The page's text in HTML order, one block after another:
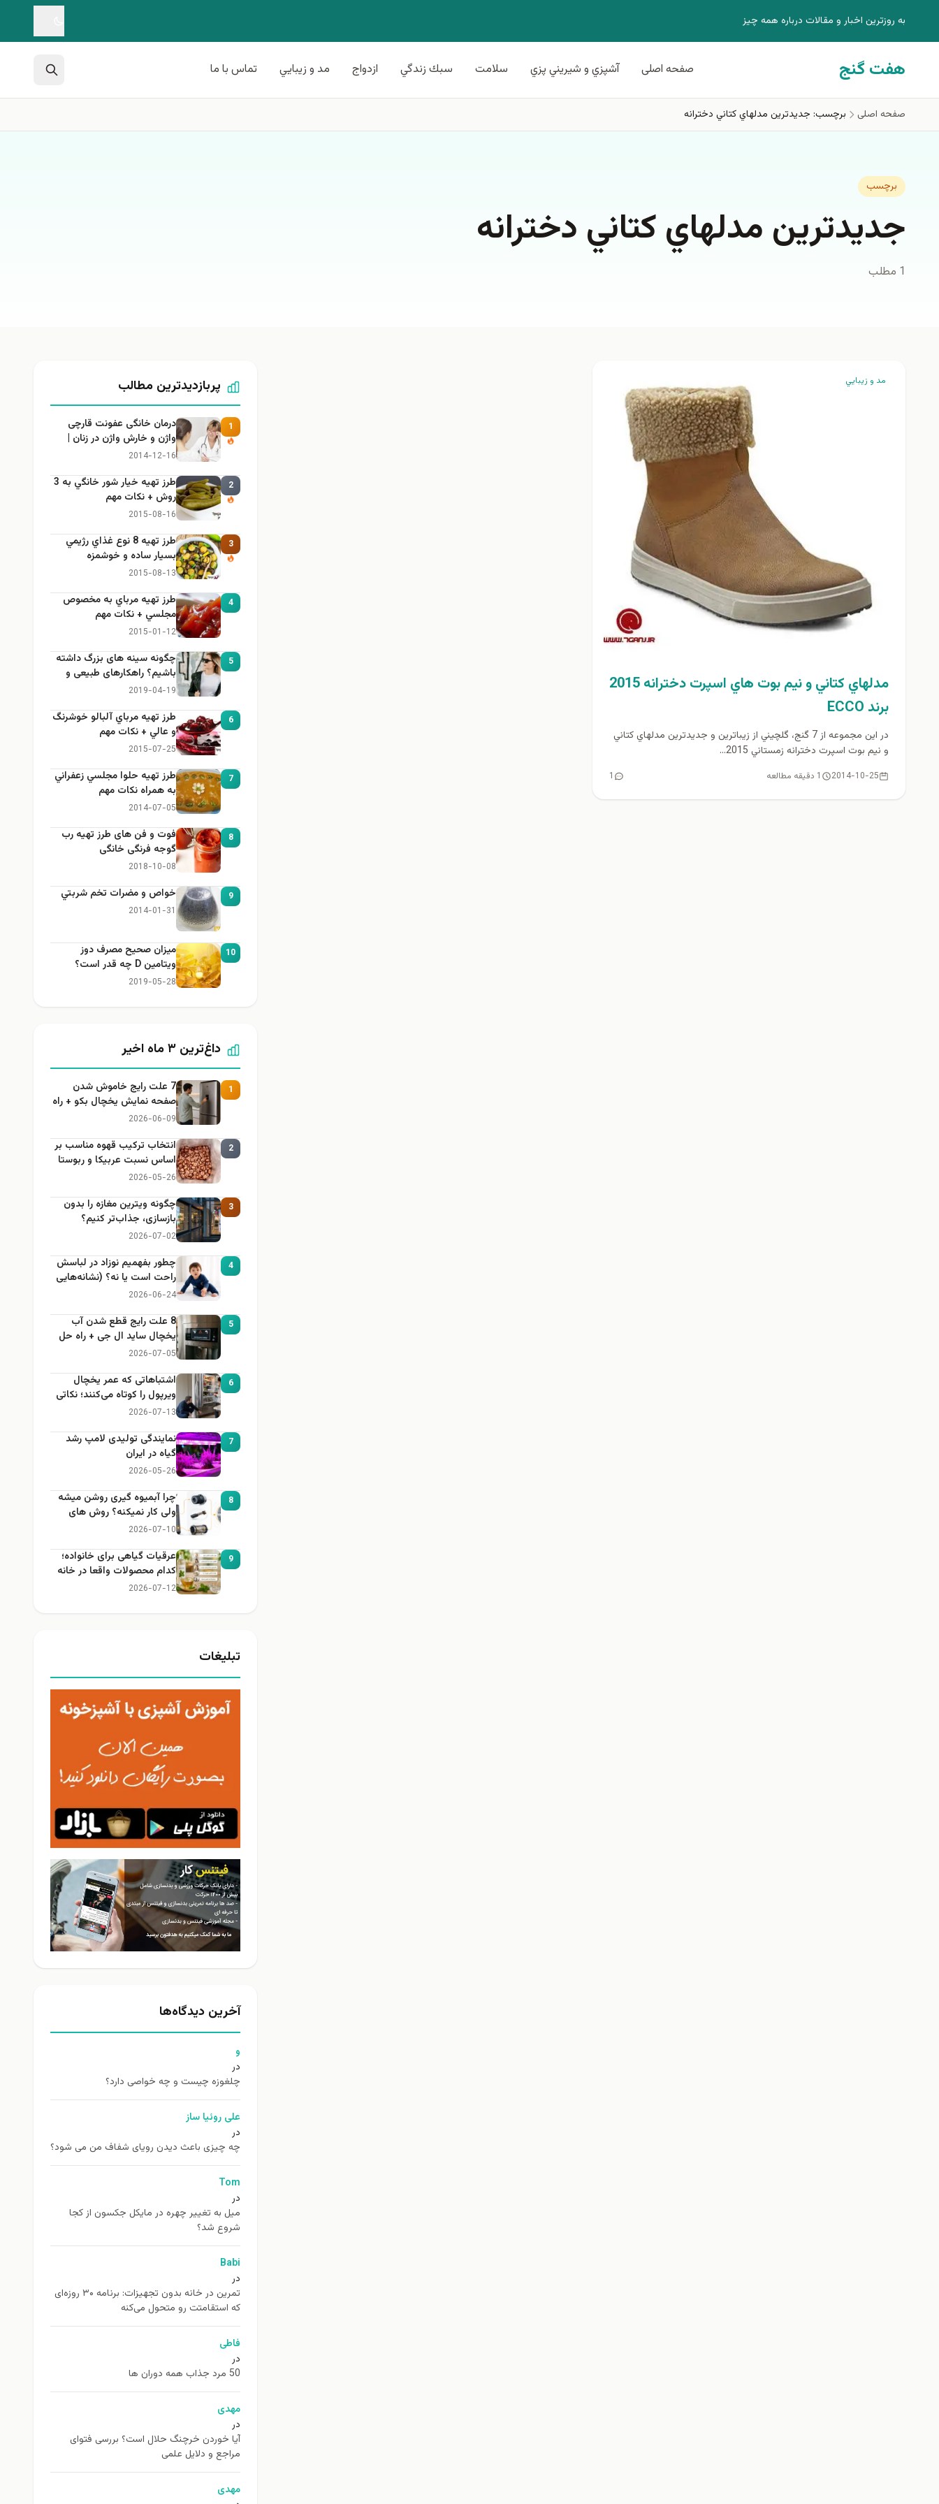
به روزترين اخبار و مقالات درباره همه چيز
هفت گنج صفحه اصلی آشپزي و شيريني پزي سلامت سبك زندگي ازدواج مد و زيبايي تماس با ما
صفحه اصلی برچسب: جديدترين مدلهاي كتاني دخترانه
برچسب
جديدترين مدلهاي كتاني دخترانه
1 مطلب
مد و زيبايي
مدلهاي كتاني و نيم بوت هاي اسپرت دخترانه 2015
برند ECCO
در اين مجموعه از 7 گنج، گلچيني از زيباترين و جديدترين مدلهاي كتاني
و نيم بوت اسپرت دخترانه زمستاني 2015...
2014-10-25 1 دقیقه مطالعه 1
پربازدیدترین مطالب
1
درمان خانگی عفونت قارچی
واژن و خارش واژن در زنان |
راهنمای کامل، ایمن و کاربردی
2014-12-16
2
طرز تهيه خیار شور خانگي به 3
روش + نكات مهم
2015-08-16
3
طرز تهيه 8 نوع غذاي رژيمي
بسيار ساده و خوشمزه
2015-08-13
4
طرز تهيه مرباي به مخصوص
مجلسي + نكات مهم
2015-01-12
5
چگونه سینه های بزرگ داشته
باشیم؟ راهکارهای طبیعی و
خانگی برای بزرگ کردن سینه
2019-04-19
6
طرز تهيه مرباي آلبالو خوشرنگ
و عالي + نكات مهم
2015-07-25
7
طرز تهيه حلوا مجلسي زعفراني
به همراه نكات مهم
2014-07-05
8
فوت و فن های طرز تهیه رب
گوجه فرنگی خانگی
2018-10-08
9 خواص و مضرات تخم شربتي
2014-01-31
10
میزان صحیح مصرف دوز
ویتامین D چه قدر است؟
2019-05-28
داغ‌ترین ۳ ماه اخیر
1
7 علت رایج خاموش شدن
صفحه نمایش یخچال بکو + راه
حل
2026-06-09
2
انتخاب ترکیب قهوه مناسب بر
اساس نسبت عربیکا و ربوستا
2026-05-26
3
چگونه ویترین مغازه را بدون
بازسازی، جذاب‌تر کنیم؟
2026-07-02
4
چطور بفهمیم نوزاد در لباسش
راحت است یا نه؟ (نشانه‌هایی
که هر مادر باید بداند)
2026-06-24
5
8 علت رایج قطع شدن آب
یخچال ساید ال جی + راه حل
2026-07-05
6
اشتباهاتی که عمر یخچال
ویرپول را کوتاه می‌کنند؛ نکاتی
که باید بدانید
2026-07-13
7
نمایندگی تولیدی لامپ رشد
گیاه در ایران
2026-05-26
8
چرا آبمیوه گیری روشن میشه
ولی کار نمیکنه؟ روش های
عیب یابی
2026-07-10
9
عرقیات گیاهی برای خانواده؛
کدام محصولات واقعا در خانه
کاربرد دارند؟
2026-07-12
تبلیغات
آخرین دیدگاه‌ها
و
در
چلغوزه چیست و چه خواصی دارد؟
علی روئیا ساز
در
چه چیزی باعث دیدن رویای شفاف من می شود؟
Tom
در
ميل به تغيير چهره در مایکل جکسون از كجا
شروع شد؟
Babi
در
تمرین در خانه بدون تجهیزات: برنامه ۳۰ روزه‌ای
که استقامتت رو متحول می‌کنه
فاطی
در
50 مرد جذاب همه دوران ها
مهدی
در
آیا خوردن خرچنگ حلال است؟ بررسی فتوای
مراجع و دلایل علمی
مهدی